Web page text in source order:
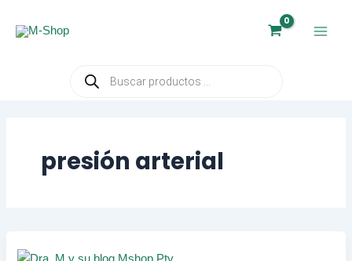
Búsqueda
presión arterial